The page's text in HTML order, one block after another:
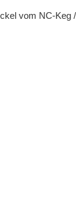
vom NC-Keg